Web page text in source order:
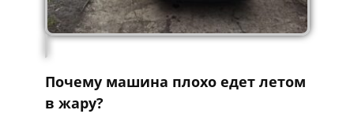
Почему машина плохо едет летом
в жару?